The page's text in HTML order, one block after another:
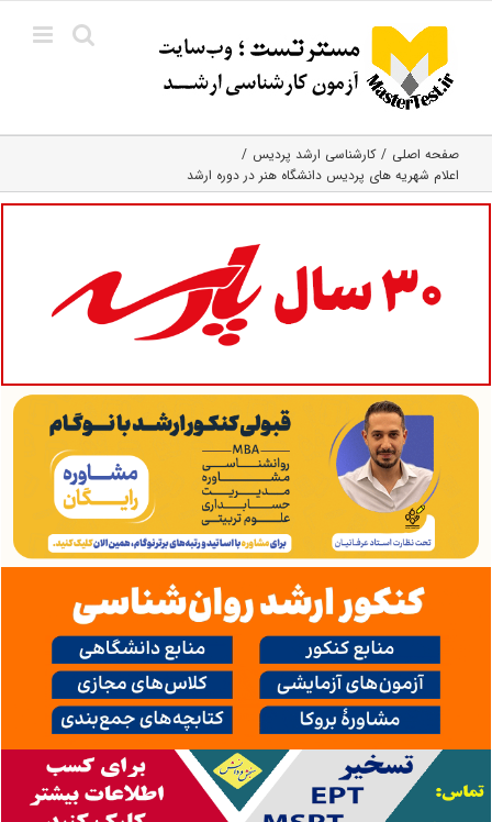
content
صفحه اصلی
کارشناسی ارشد پردیس
اعلام شهریه های پردیس دانشگاه هنر در دوره ارشد